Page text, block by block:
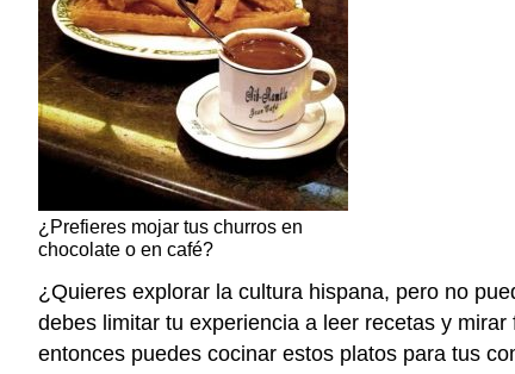
¿Prefieres mojar tus churros en
chocolate o en café?
¿Quieres explorar la cultura hispana, pero no
debes limitar tu experiencia a leer recetas y
entonces puedes cocinar estos platos para tus